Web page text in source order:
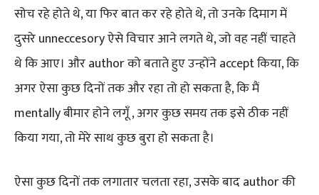
सोच रहे होते थे, या फिर बात कर रहे होते थे, तो उनके दिमाग में
दुसरे unneccesory ऐसे विचार आने लगते थे, जो वह नहीं चाहते
थे कि आए। और author को बताते हुए उन्होंने accept किया, कि
अगर ऐसा कुछ दिनों तक और रहा तो हो सकता है, कि मैं
mentally बीमार होने लगूँ , अगर कुछ समय तक इसे ठीक नहीं
किया गया, तो मेरे साथ कुछ बुरा हो सकता है।
ऐसा कुछ दिनों तक लगातार चलता रहा, उसके बाद author की